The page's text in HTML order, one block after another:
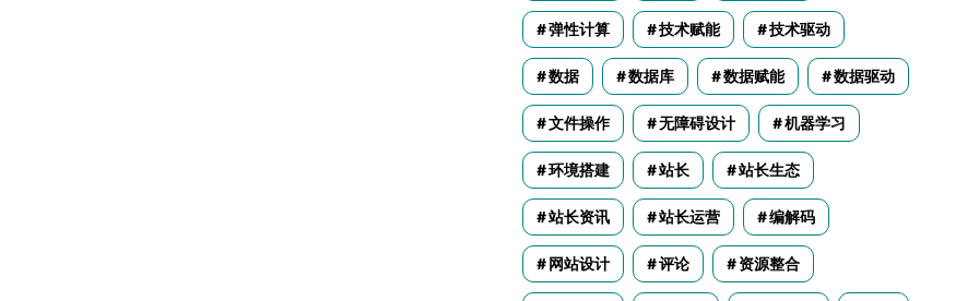
弹性计算 技术赋能 技术驱动
数据 数据库 数据赋能 数据驱动
文件操作 无障碍设计 机器学习
环境搭建 站长 站长生态
站长资讯 站长运营 编解码
网站设计 评论 资源整合